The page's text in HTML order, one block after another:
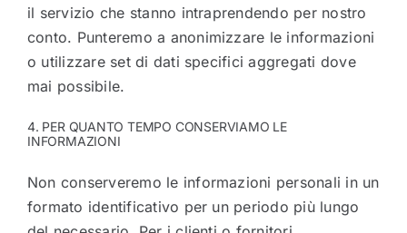
il servizio che stanno intraprendendo per nostro
conto. Punteremo a anonimizzare le informazioni
o utilizzare set di dati specifici aggregati dove
mai possibile.
4. PER QUANTO TEMPO CONSERVIAMO LE
INFORMAZIONI
Non conserveremo le informazioni personali in un
formato identificativo per un periodo più lungo